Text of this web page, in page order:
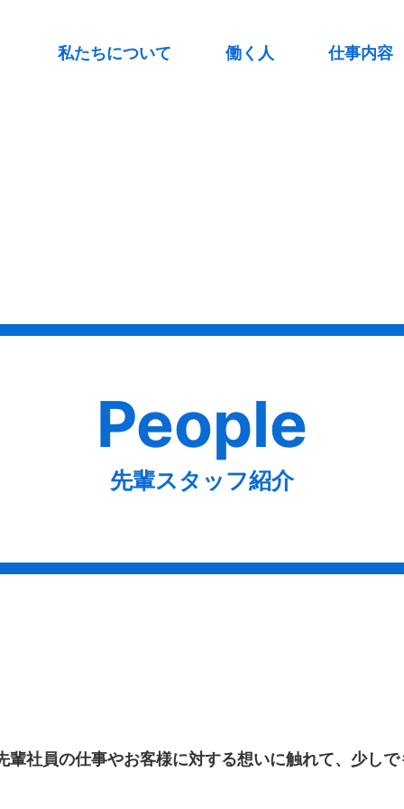
私たちについて 働く人 仕事内容
People
先輩スタッフ紹介
輩社員の仕事やお客様に対する想いに触れて、少し